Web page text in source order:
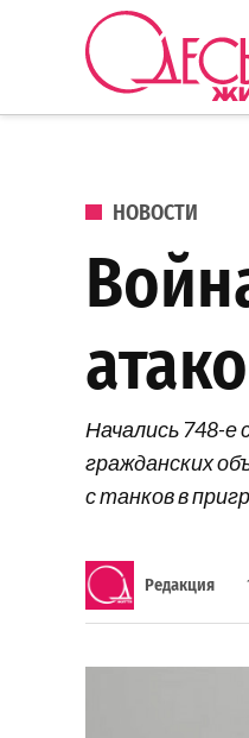
Перейти к содержанию
НОВОСТИ
Начались 748-е
гражданских
с танков в
Редакция